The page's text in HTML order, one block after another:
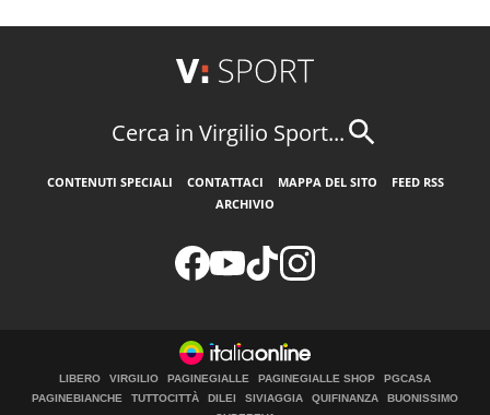
Cerca in Virgilio Sport...
CONTENUTI SPECIALI CONTATTACI MAPPA DEL SITO
FEED RSS
ARCHIVIO
LIBERO VIRGILIO PAGINEGIALLE PAGINEGIALLE SHOP
PGCASA
PAGINEBIANCHE
TUTTOCITTÀ DILEI SIVIAGGIA QUIFINANZA
BUONISSIMO